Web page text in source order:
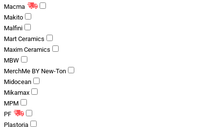
Macma
Makito
Malfini
Mart Ceramics
Maxim Ceramics
MBW
MerchMe BY New-Ton
Midocean
Mikamax
MPM
PF
Plastoria